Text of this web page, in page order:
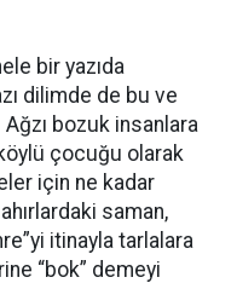
bir yazıda
dilimde de bu ve
bozuk insanlara
çocuğu olarak
için ne kadar
saman,
itinayla tarlalara
“bok” demeyi